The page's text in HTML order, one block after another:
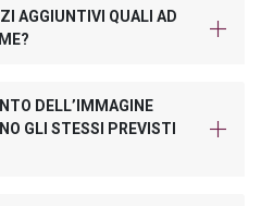
AGGIUNTIVI QUALI AD
DELL’IMMAGINE
GLI STESSI PREVISTI